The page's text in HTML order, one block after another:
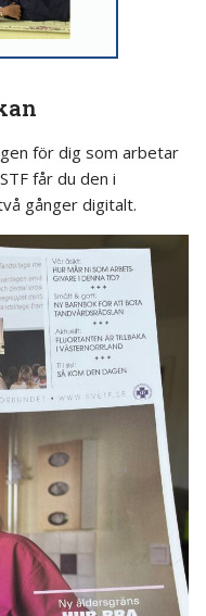
för dig som arbetar
får du den i
gånger digitalt.